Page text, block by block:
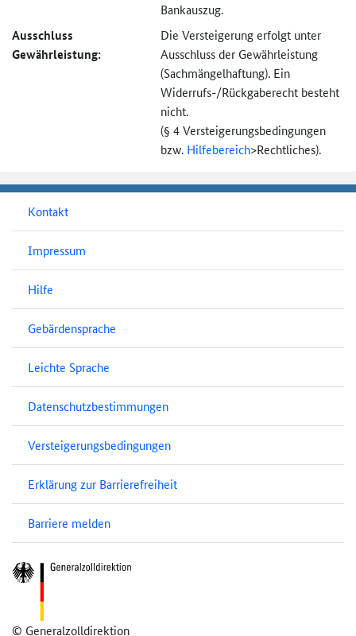
Bankauszug.
Ausschluss
Gewährleistung:
Die Versteigerung erfolgt unter
Ausschluss der Gewährleistung
(Sachmängel­haftung). Ein
Widerrufs-/Rückgaberecht besteht
nicht.
(§ 4 Versteigerungs­bedingungen
bzw. Hilfebereich>Rechtliches).
Kontakt
Impressum
Hilfe
Gebärdensprache
Leichte Sprache
Datenschutzbestimmungen
Versteigerungsbedingungen
Erklärung zur Barrierefreiheit
Barriere melden
© Generalzolldirektion